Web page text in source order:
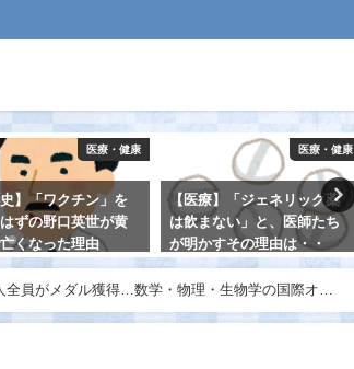
医療・健康
史】「ワクチン」を
ずの野口英世が黄
くなった理由
医療・健康
【医療】「ジェネリック薬
は飲まない」と、医師たち
が明かすその理由は・・
全員がメダル獲得…数学・物理・生物学の国際オリ